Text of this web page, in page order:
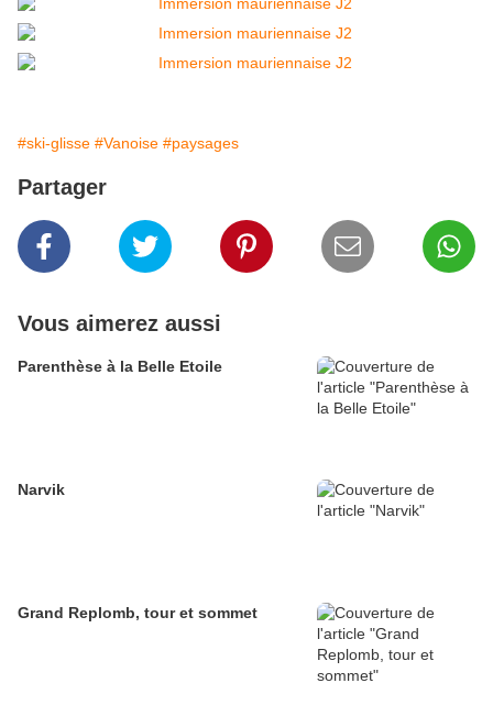
#ski-glisse #Vanoise #paysages
Partager
Vous aimerez aussi
Parenthèse à la Belle Etoile
Narvik
Grand Replomb, tour et sommet